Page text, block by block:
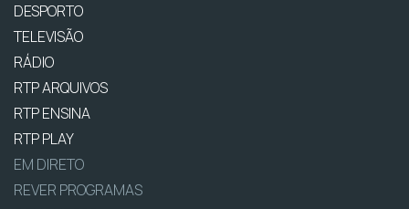
DESPORTO
TELEVISÃO
RÁDIO
RTP ARQUIVOS
RTP ENSINA
RTP PLAY
EM DIRETO
REVER PROGRAMAS